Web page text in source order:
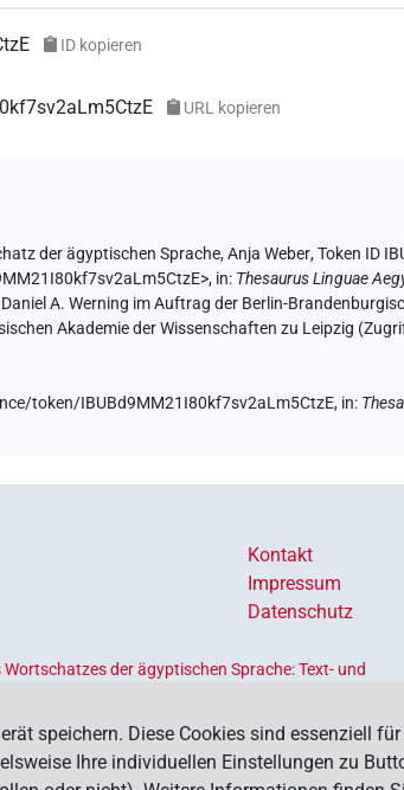
ID kopieren
URL kopieren
der ägyptischen Sprache,Anja Weber,Token ID
, in: Thesaurus Linguae
A. Werning im Auftrag der Berlin-
Akademie der Wissenschaften zu Leipzig
token/IBUBd9MM21I80kf7sv2aLm5CtzE, in:
Kontakt
Impressum
Datenschutz
der ägyptischen Sprache: Text- und
speichern. Diese Cookies sind essenziell für
Ihre individuellen Einstellungen zu